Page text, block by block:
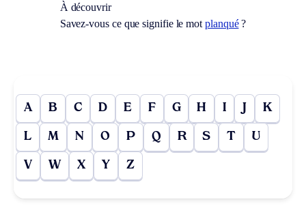
À découvrir
Savez-vous ce que signifie le mot planqué?
A B C D E F G H I J K
L M N O P Q R S T U
V W X Y Z